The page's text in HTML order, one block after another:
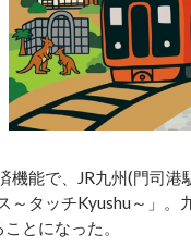
能で、JR九州(門司
～タッチKyushu～」
とになった。